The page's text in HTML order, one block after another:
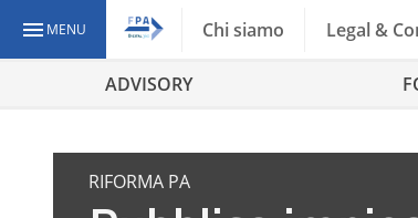
MENU Chi siamo Legal &
ADVISORY
RIFORMA PA